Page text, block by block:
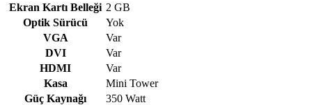
Ekran Kartı Belleği 2 GB
Optik Sürücü
Yok
VGA
Var
DVI
Var
HDMI
Var
Kasa
Mini Tower
Güç Kaynağı
350 Watt